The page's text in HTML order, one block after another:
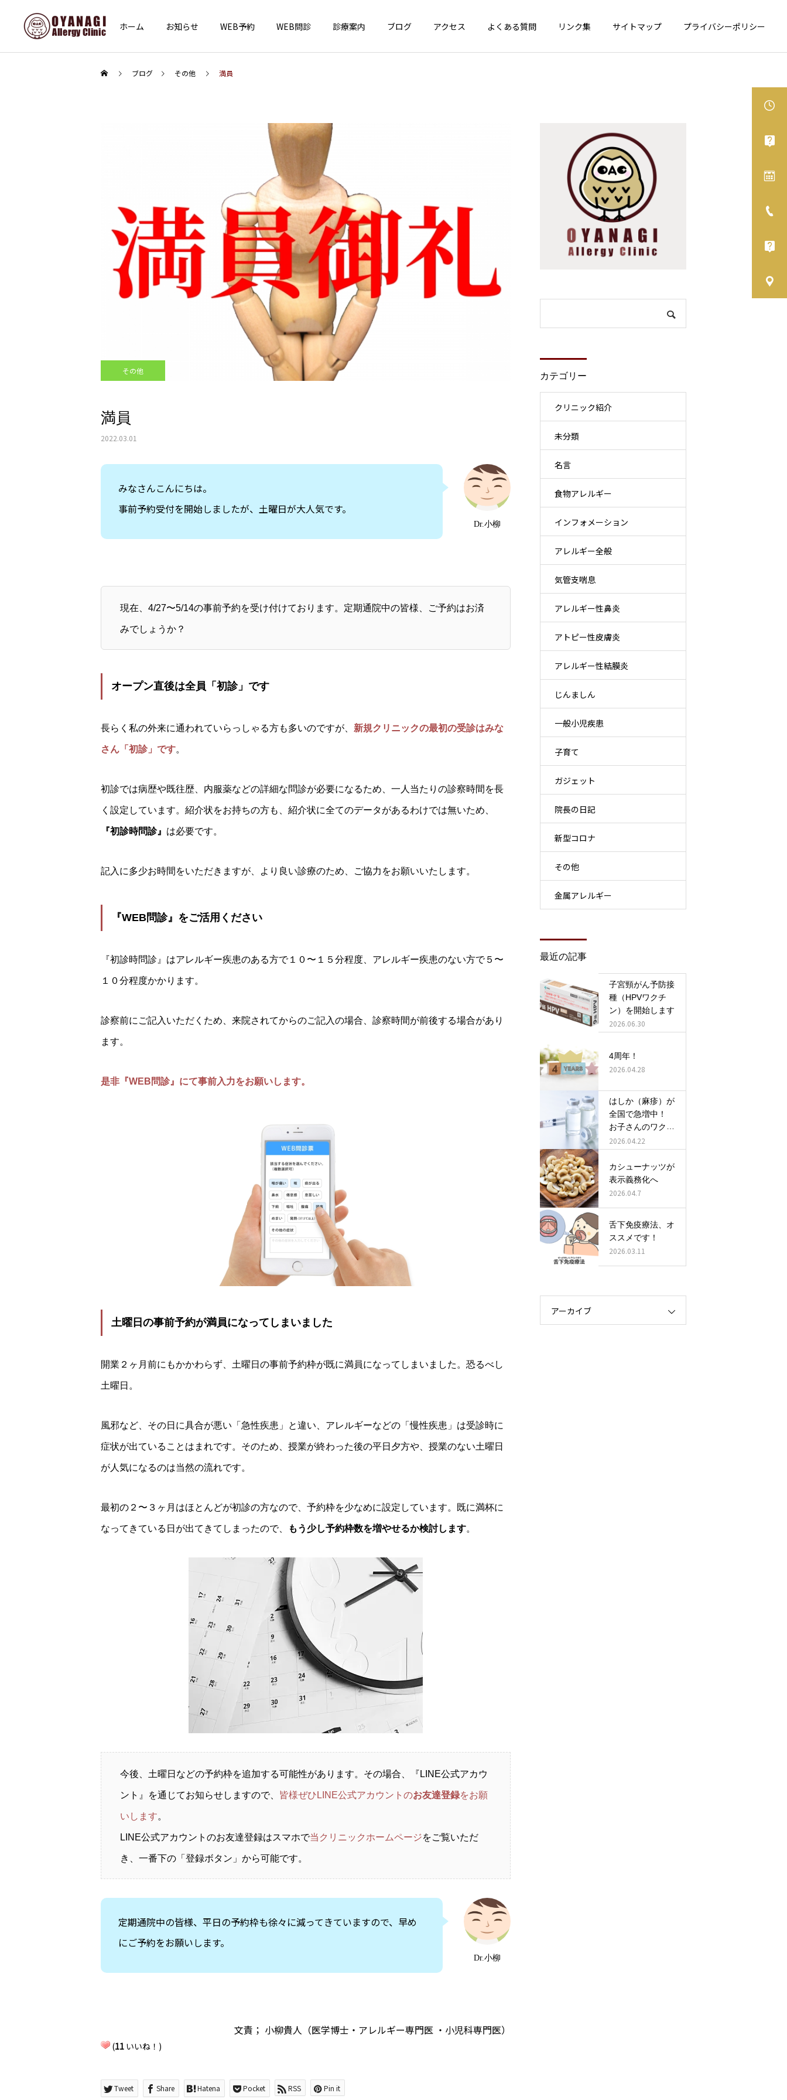
ホーム お知らせ WEB予約 WEB問診 診療案内 ブログ アクセス よくある質問 リンク集 サイトマップ プライバシーポリシー
インフォメーション
4周年！
接種、確認しましょう！
食物アレルギー
カシューナッツが表示義務
舌下免疫療法、オススメで
ブログ その他 満員
その他
満員
2022.03.01
Dr.小柳
みなさんこんにちは。
事前予約受付を開始しましたが、土曜日が大人気です。
現在、4/27〜5/14の事前予約を受け付けております。定期通院中の皆様、ご予約はお済
みでしょうか？
オープン直後は全員「初診」です
長らく私の外来に通われていらっしゃる方も多いのですが、 新規クリニックの最初の受診はみな
さん「初診」です。
初診では病歴や既往歴、内服薬などの詳細な問診が必要になるため、一人当たりの診察時間を長
く設定しています。紹介状をお持ちの方も、紹介状に全てのデータがあるわけでは無いため、
『初診時問診』 は必要です。
記入に多少お時間をいただきますが、より良い診療のため、ご協力をお願いいたします。
『WEB問診』をご活用ください
『初診時問診』はアレルギー疾患のある方で１０〜１５分程度、アレルギー疾患のない方で５〜
１０分程度かかります。
診察前にご記入いただくため、来院されてからのご記入の場合、診察時間が前後する場合があり
ます。
是非『WEB問診』にて事前入力をお願いします。
土曜日の事前予約が満員になってしまいました
開業２ヶ月前にもかかわらず、土曜日の事前予約枠が既に満員になってしまいました。恐るべし
土曜日。
風邪など、その日に具合が悪い「急性疾患」と違い、アレルギーなどの「慢性疾患」は受診時に
症状が出ていることはまれです。そのため、授業が終わった後の平日夕方や、授業のない土曜日
が人気になるのは当然の流れです。
最初の２〜３ヶ月はほとんどが初診の方なので、予約枠を少なめに設定しています。既に満杯に
なってきている日が出てきてしまったので、 もう少し予約枠数を増やせるか検討します。
今後、土曜日などの予約枠を追加する可能性があります。その場合、『LINE公式アカウ
ント』を通じてお知らせしますので、 皆様ぜひLINE公式アカウントのお友達登録をお願
いします。
LINE公式アカウントのお友達登録はスマホで当クリニックホームページをご覧いただ
き、一番下の「登録ボタン」から可能です。
Dr.小柳
定期通院中の皆様、平日の予約枠も徐々に減ってきていますので、早め
にご予約をお願いします。
文責； 小柳貴人（医学博士・アレルギー専門医 ・小児科専門医）
(11 いいね！)
Tweet Share Hatena Pocket RSS Pin it
カテゴリー
クリニック紹介
未分類
名言
食物アレルギー
インフォメーション
アレルギー全般
気管支喘息
アレルギー性鼻炎
アトピー性皮膚炎
アレルギー性結膜炎
じんましん
一般小児疾患
子育て
ガジェット
院長の日記
新型コロナ
その他
金属アレルギー
最近の記事
子宮頸がん予防接
種（HPVワクチ
ン）を開始します
2026.06.30
4周年！
2026.04.28
はしか（麻疹）が
全国で急増中！
お子さんのワクチ
ン接種、確認しま
しょう！
2026.04.22
カシューナッツが
表示義務化へ
2026.04.7
舌下免疫療法、オ
ススメです！
2026.03.11
アーカイブ